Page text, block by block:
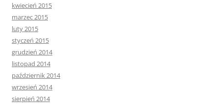
kwiecień 2015
marzec 2015
luty 2015
styczeń 2015
grudzień 2014
listopad 2014
październik 2014
wrzesień 2014
sierpień 2014